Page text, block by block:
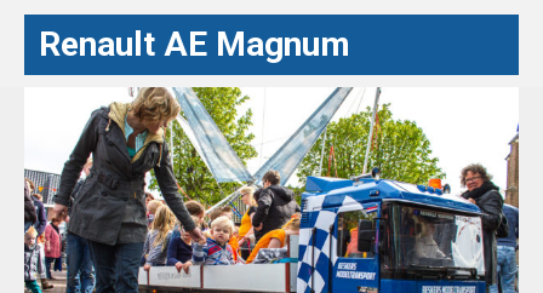
Renault AE Magnum